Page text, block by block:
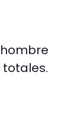
totales.